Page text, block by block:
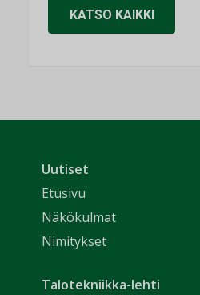
KATSO KAIKKI
Uutiset
Etusivu
Näkökulmat
Nimitykset
Talotekniikka-lehti